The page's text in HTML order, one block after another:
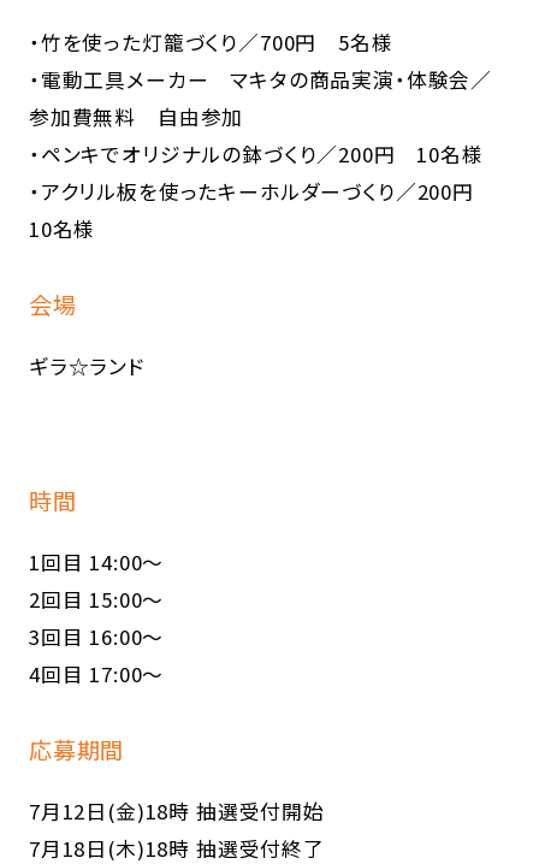
・竹を使った灯籠づくり／700円 5名様
・電動工具メーカー マキタの商品実演・体験会／
参加費無料 自由参加
・ペンキでオリジナルの鉢づくり／200円 10名様
・アクリル板を使ったキーホルダーづくり／200円
10名様
会場
ギラ☆ランド
時間
1回目 14:00～
2回目 15:00～
3回目 16:00～
4回目 17:00～
応募期間
7月12日(金)18時 抽選受付開始
7月18日(木)18時 抽選受付終了